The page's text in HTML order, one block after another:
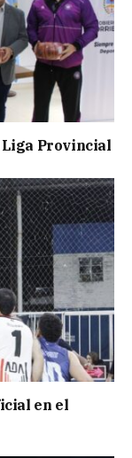
Liga Provincial
en el